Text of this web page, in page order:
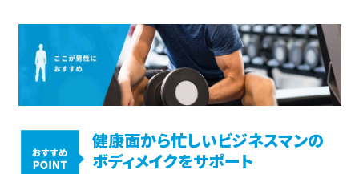
健康面から忙しいビジネスマンの
ボディメイクをサポート